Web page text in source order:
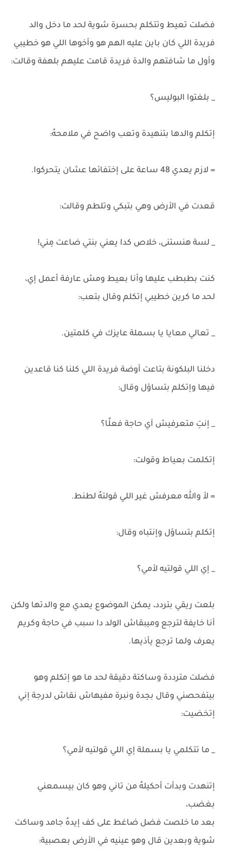
فضلت تعيط وتتكلم بحسرة شوية لحد ما دخل والد
فريدة اللي كان باين عليه الهم هو وأخوها اللي هو خطيبي
وأول ما شافتهم والدة فريدة قامت عليهم بلهفة وقالت:
_ بلغتوا البوليس؟
إتكلم والدها بتنهيدة وتعب واضح في ملامحهُ:
= لازم يعدي 48 ساعة على إختفائها عشان يتحركوا.
قعدت في الأرض وهي بتبكي وتلطم وقالت:
_ لسة هنستنى، خلاص كدا يعني بنتي ضاعت مِني!
كنت بطبطب عليها وأنا بعيط ومش عارفة أعمل إي،
لحد ما كرين خطيبي إتكلم وقال بتعب:
_ تعالي معايا يا بسملة عايزك في كلمتين.
دخلنا البلكونة بتاعت أوضة فريدة اللي كلنا كنا قاعدين
فيها وإتكلم بتساؤل وقال:
_ إنتِ متعرفيش آي حاجة فعلًا؟
إتكلمت بعياط وقولت:
= لأ والله معرفش غير اللي قولتهُ لطنط.
إتكلم بتساؤل وإنتباه وقال:
_ إي اللي قولتيه لأمي؟
بلعت ريقي بتردد، يمكن الموضوع يعدي مع والدتها ولكن
أنا خايفة لترجع وميبقاش الولد دا سبب في حاجة وكريم
يعرف ولما ترجع يأذيها.
فضلت مترددة وساكتة دقيقة لحد ما هو إتكلم وهو
بيتفحصني وقال بحِدة ونبرة مفيهاش نقاش لدرجة إني
إتخضيت:
_ ما تتكلمي يا بسملة إي اللي قولتيه لأمي؟
إتنهدت وبدأت أحكيلهُ من تاني وهو كان بيسمعني
بغضب،
بعد ما خلصت فضل ضاغط على كف إيدهُ جامد وساكت
شوية وبعدين قال وهو عينيه في الأرض بعصبية: